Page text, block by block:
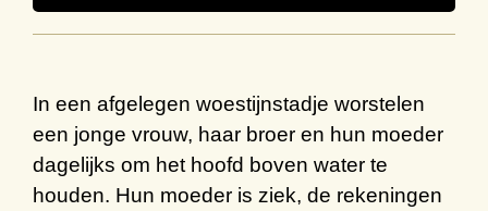
In een afgelegen woestijnstadje worstelen
een jonge vrouw, haar broer en hun moeder
dagelijks om het hoofd boven water te
houden. Hun moeder is ziek, de rekeningen